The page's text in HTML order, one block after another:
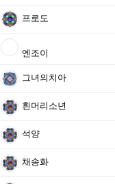
프로도
엔조이
그녀의치아
흰머리소년
석양
채송화